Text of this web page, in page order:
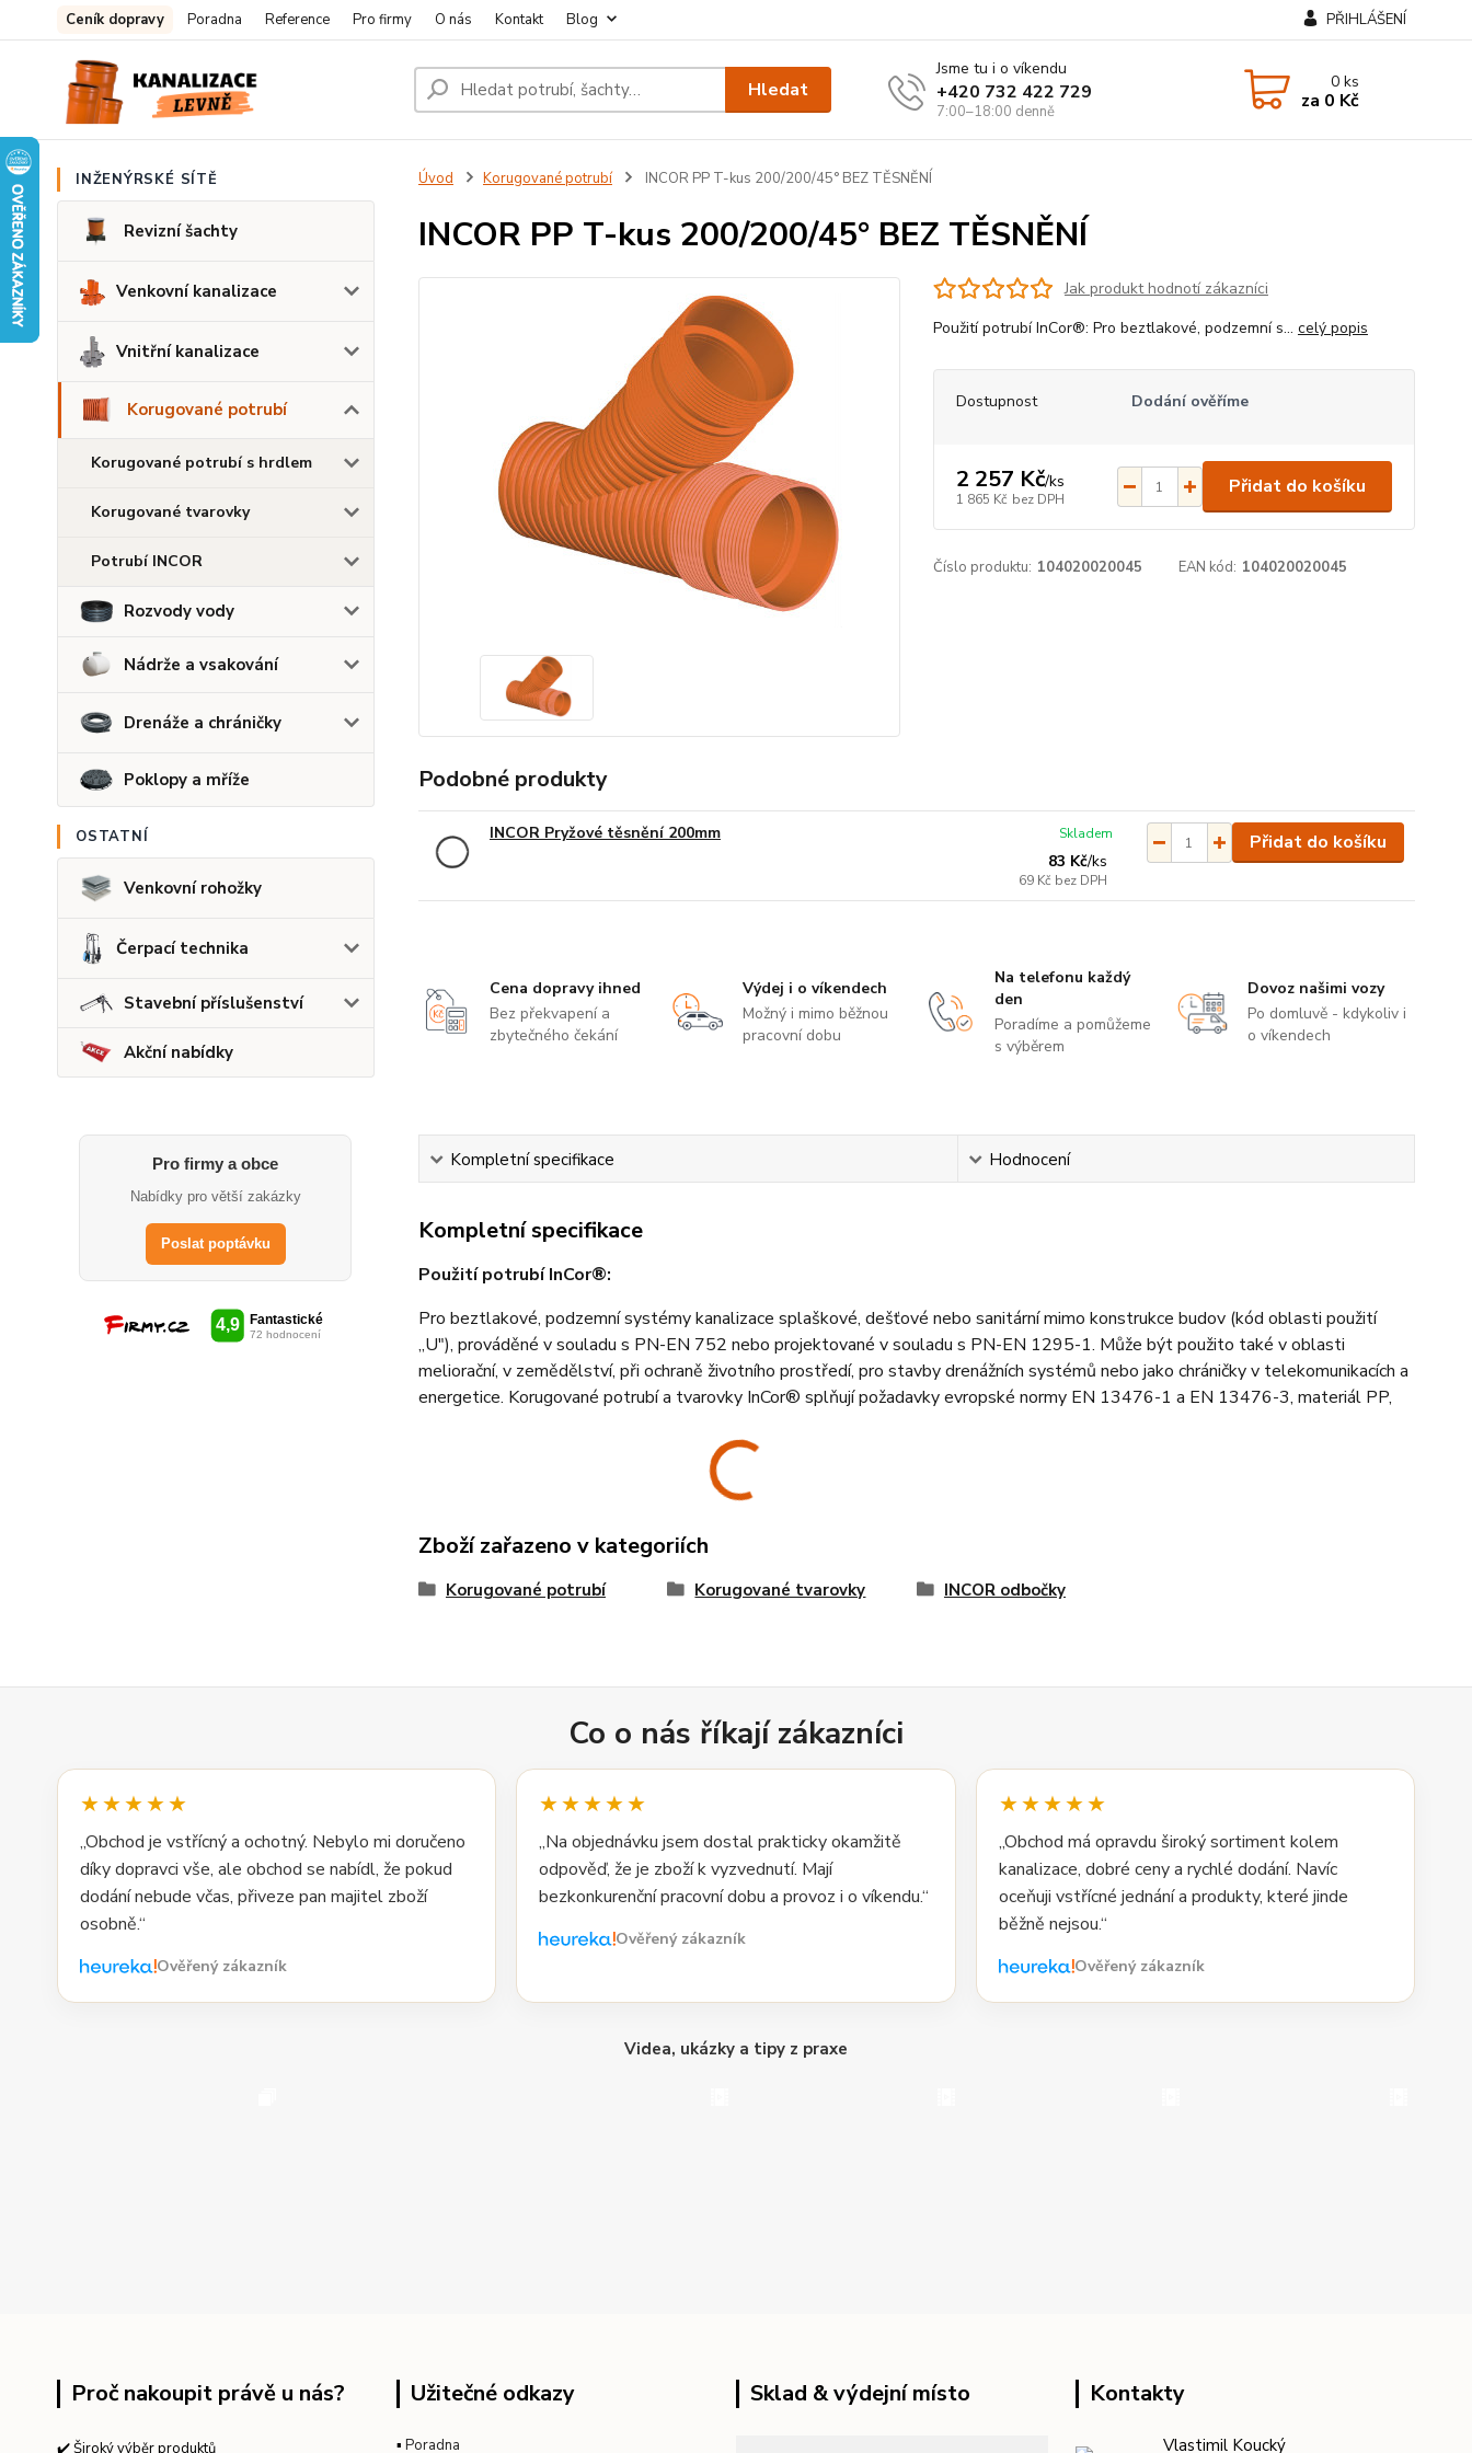
Ceník dopravy Poradna Reference Pro firmy O nás Kontakt Blog PŘIHLÁŠENÍ
Hledat
Jsme tu i o víkendu
+420 732 422 729
7:00–18:00 denně
0ks
za 0 Kč
INŽENÝRSKÉ SÍTĚ
Revizní šachty
Venkovní kanalizace
Vnitřní kanalizace
Korugované potrubí
Korugované potrubí s hrdlem
Korugované tvarovky
Potrubí INCOR
Rozvody vody
Nádrže a vsakování
Drenáže a chráničky
Poklopy a mříže
OSTATNÍ
Venkovní rohožky
Čerpací technika
Stavební příslušenství
Akční nabídky
Pro firmy a obce
Nabídky pro větší zakázky
Poslat poptávku
Úvod Korugované potrubí INCOR PP T-kus 200/200/45° BEZ TĚSNĚNÍ
INCOR PP T-kus 200/200/45° BEZ TĚSNĚNÍ
Jak produkt hodnotí zákazníci
Použití potrubí InCor®: Pro beztlakové, podzemní s... celý popis
Dostupnost Dodání ověříme
2 257 Kč/ks
1 865 Kč bez DPH
Přidat do košíku
Číslo produktu: 104020020045 EAN kód: 104020020045
Podobné produkty
INCOR Pryžové těsnění 200mm
83 Kč/ks
69 Kč bez DPH
Skladem Přidat do košíku
Cena dopravy ihned
Bez překvapení a
zbytečného čekání
Výdej i o víkendech
Možný i mimo běžnou
pracovní dobu
Na telefonu každý
den
Poradíme a pomůžeme
s výběrem
Dovoz našimi vozy
Po domluvě - kdykoliv i
o víkendech
Kompletní specifikace Hodnocení
Kompletní specifikace
Použití potrubí InCor®:
Pro beztlakové, podzemní systémy kanalizace splaškové, dešťové nebo sanitární mimo konstrukce budov (kód oblasti použití
„U"), prováděné v souladu s PN-EN 752 nebo projektované v souladu s PN-EN 1295-1. Může být použito také v oblasti
meliorační, v zemědělství, při ochraně životního prostředí, pro stavby drenážních systémů nebo jako chráničky v telekomunikacích a
energetice. Korugované potrubí a tvarovky InCor® splňují požadavky evropské normy EN 13476-1 a EN 13476-3, materiál PP,
Zboží zařazeno v kategoriích
Korugované potrubí Korugované tvarovky INCOR odbočky
Co o nás říkají zákazníci
★★★★★
„Obchod je vstřícný a ochotný. Nebylo mi doručeno
díky dopravci vše, ale obchod se nabídl, že pokud
dodání nebude včas, přiveze pan majitel zboží
osobně.“
Ověřený zákazník
★★★★★
„Na objednávku jsem dostal prakticky okamžitě
odpověď, že je zboží k vyzvednutí. Mají
bezkonkurenční pracovní dobu a provoz i o víkendu.“
Ověřený zákazník
★★★★★
„Obchod má opravdu široký sortiment kolem
kanalizace, dobré ceny a rychlé dodání. Navíc
oceňuji vstřícné jednání a produkty, které jinde
běžně nejsou.“
Ověřený zákazník
Videa, ukázky a tipy z praxe
Proč nakoupit právě u nás?
✔️ Široký výběr produktů
Užitečné odkazy
▪ Poradna
Sklad & výdejní místo Kontakty
Vlastimil Koucký